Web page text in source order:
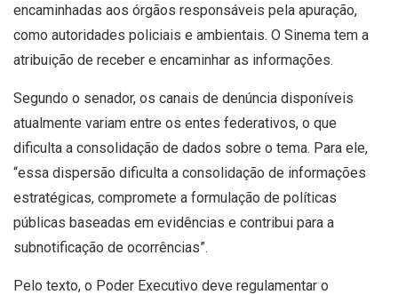
encaminhadas aos órgãos responsáveis pela apuração,
como autoridades policiais e ambientais. O Sinema tem a
atribuição de receber e encaminhar as informações.
Segundo o senador, os canais de denúncia disponíveis
atualmente variam entre os entes federativos, o que
dificulta a consolidação de dados sobre o tema. Para ele,
“essa dispersão dificulta a consolidação de informações
estratégicas, compromete a formulação de políticas
públicas baseadas em evidências e contribui para a
subnotificação de ocorrências”.
Pelo texto, o Poder Executivo deve regulamentar o